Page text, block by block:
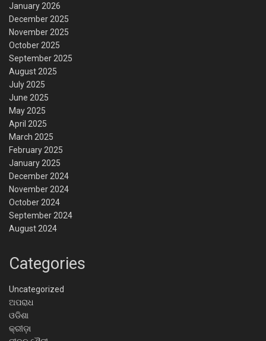
January 2026
December 2025
November 2025
October 2025
September 2025
August 2025
July 2025
June 2025
May 2025
April 2025
March 2025
February 2025
January 2025
December 2024
November 2024
October 2024
September 2024
August 2024
Categories
Uncategorized
ଅପରାଧ
ଓଡିଶା
କ୍ରୀଡ଼ା